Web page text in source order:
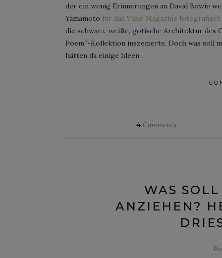
der ein wenig Erinnerungen an David Bowie
Yamamoto für das Time Magazine fotografiert
die schwarz-weiße, gotische Architektur des
Poem“-Kollektion inszenierte. Doch was soll
hätten da einige Ideen …
4Comments
WAS
ANZIEHEN?